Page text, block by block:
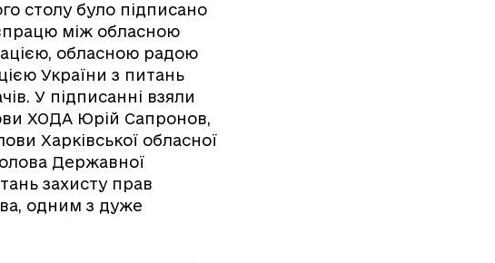
столу було підписано
між обласною
обласною радою
України з питань
У підписанні взяли
ХОДА Юрій Сапронов,
Харківської обласної
Державної
захисту прав
одним з дуже